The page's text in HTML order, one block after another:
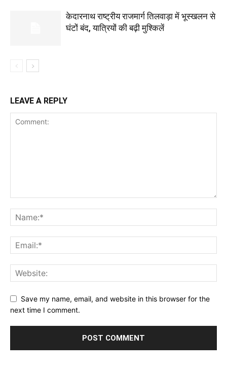
केदारनाथ राष्ट्रीय राजमार्ग तिलवाड़ा में भूस्खलन से
घंटों बंद, यात्रियों की बढ़ी मुश्किलें
LEAVE A REPLY
Save my name, email, and website in this browser for the
next time I comment.